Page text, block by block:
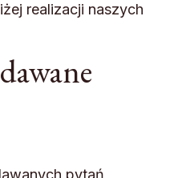
realizacji naszych